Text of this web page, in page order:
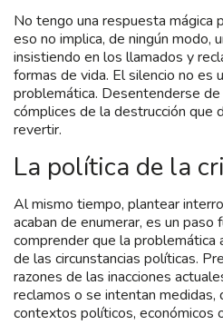
No tengo una respuesta mágica
eso no implica, de ningún modo,
insistiendo en los llamados y
formas de vida. El silencio no es
problemática. Desentenderse
cómplices de la destrucción que
revertir.
La política de la
Al mismo tiempo, plantear
acaban de enumerar, es un paso
comprender que la problemática
de las circunstancias políticas.
razones de las inacciones
reclamos o se intentan medidas,
contextos políticos, económicos